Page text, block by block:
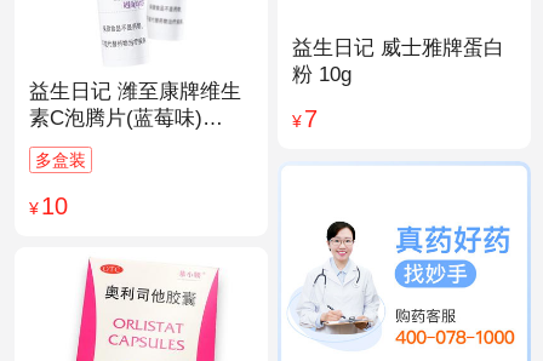
益生日记 威士雅牌蛋白
粉 10g
¥7
益生日记 潍至康牌维生
素C泡腾片(蓝莓味)
4.0g*20片
多盒装
¥10